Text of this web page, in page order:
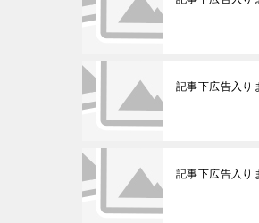
記事下広告入り
記事下広告入り